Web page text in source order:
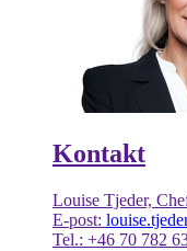
Kontakt
Louise Tjeder,
E-post:
Tel.: +46 70 782